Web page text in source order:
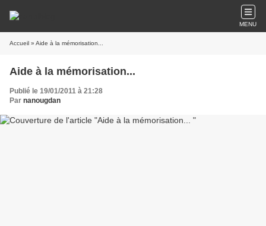
MENU
Accueil » Aide à la mémorisation...
Aide à la mémorisation...
Publié le 19/01/2011 à 21:28
Par nanougdan